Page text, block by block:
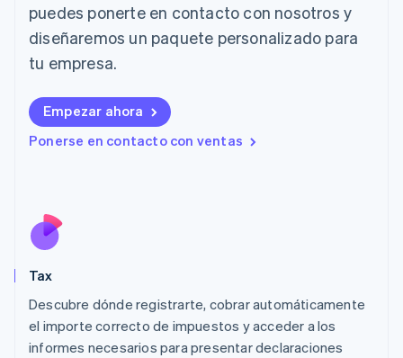
puedes ponerte en contacto con nosotros y
diseñaremos un paquete personalizado para
tu empresa.
Empezar ahora
Ponerse en contacto con ventas
Tax
Descubre dónde registrarte, cobrar automáticamente
el importe correcto de impuestos y acceder a los
informes necesarios para presentar declaraciones
Irlanda
ItalianoEnglish
日本語English
Letonia
English
English
Luxemburgo
Malta
English
México